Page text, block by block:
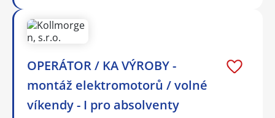
OPERÁTOR / KA VÝROBY -
montáž elektromotorů / volné
víkendy - I pro absolventy